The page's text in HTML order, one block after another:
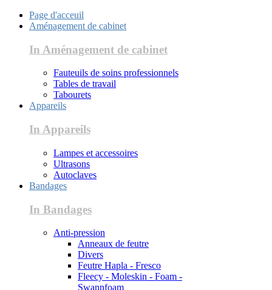
Page d'acceuil
Aménagement de cabinet
In Aménagement de cabinet
Fauteuils de soins professionnels
Tables de travail
Tabourets
Appareils
In Appareils
Lampes et accessoires
Ultrasons
Autoclaves
Bandages
In Bandages
Anti-pression
Anneaux de feutre
Divers
Feutre Hapla - Fresco
Fleecy - Moleskin - Foam -
Swannfoam